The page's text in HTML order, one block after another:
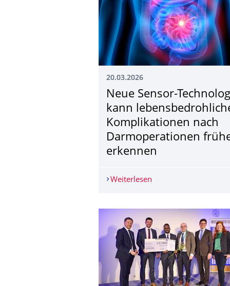
20.03.2026
Neue Sensor-
kann
Komplikationen nach
Darmoperationen
erkennen
Weiterlesen Neue Sensor-